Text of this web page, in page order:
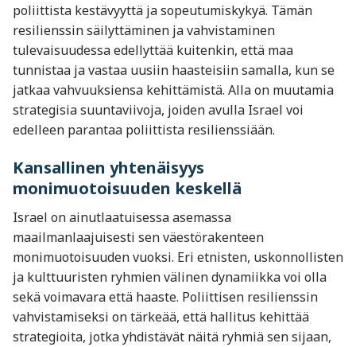
poliittista kestävyyttä ja sopeutumiskykyä. Tämän
resilienssin säilyttäminen ja vahvistaminen
tulevaisuudessa edellyttää kuitenkin, että maa
tunnistaa ja vastaa uusiin haasteisiin samalla, kun se
jatkaa vahvuuksiensa kehittämistä. Alla on muutamia
strategisia suuntaviivoja, joiden avulla Israel voi
edelleen parantaa poliittista resilienssiään.
Kansallinen yhtenäisyys
monimuotoisuuden keskellä
Israel on ainutlaatuisessa asemassa
maailmanlaajuisesti sen väestörakenteen
monimuotoisuuden vuoksi. Eri etnisten, uskonnollisten
ja kulttuuristen ryhmien välinen dynamiikka voi olla
sekä voimavara että haaste. Poliittisen resilienssin
vahvistamiseksi on tärkeää, että hallitus kehittää
strategioita, jotka yhdistävät näitä ryhmiä sen sijaan,